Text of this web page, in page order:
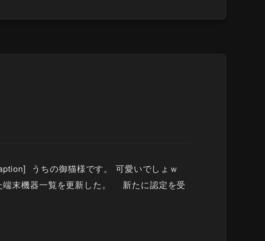
うちの御猫様です。 可愛いでしょｗ
端末機器一覧を更新した。 新たに認定を受